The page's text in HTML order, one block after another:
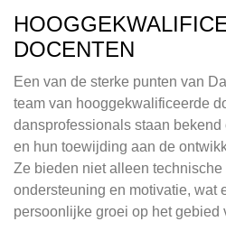
DOCENTEN
Een van de sterke punten van
team van hooggekwalificeerde
dansprofessionals staan
en hun toewijding aan de
Ze bieden niet alleen
ondersteuning en motivatie, wat
persoonlijke groei op het gebied